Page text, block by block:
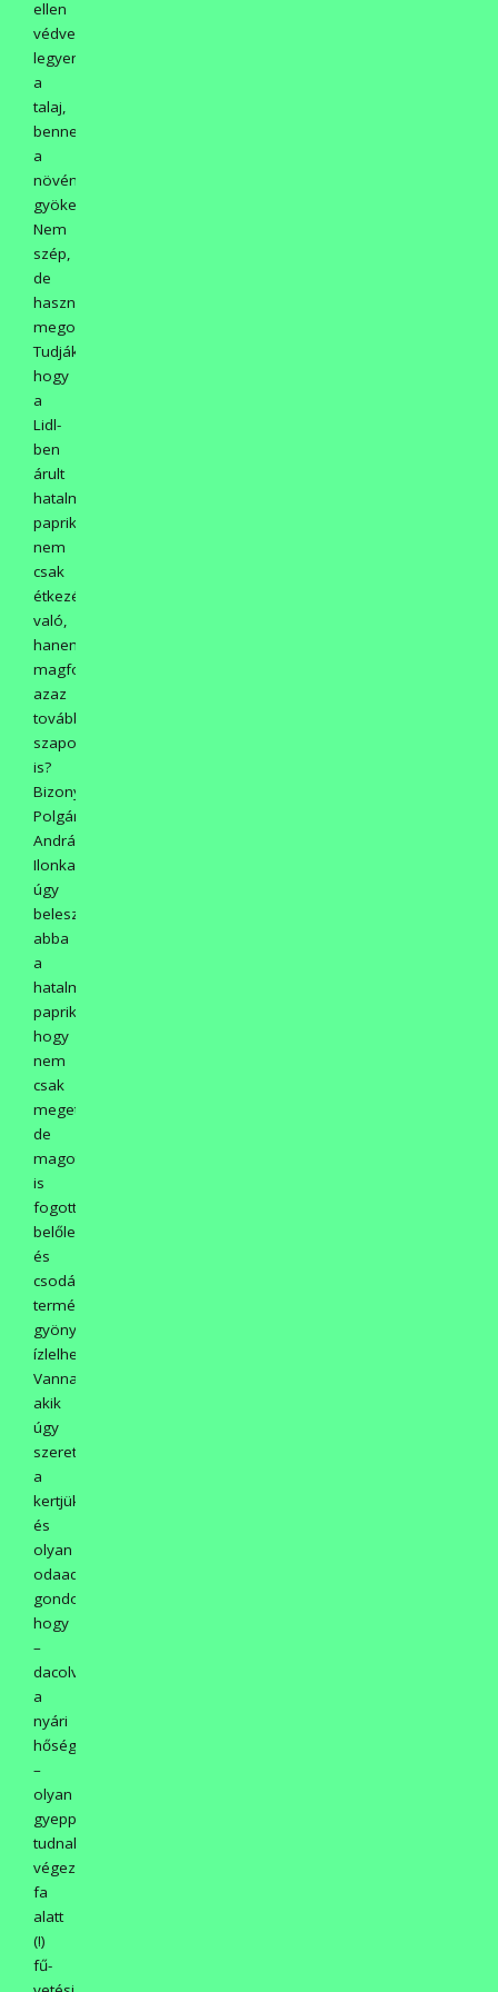
ellen
védve
legyen
a
talaj,
benne
a
növények
gyökere.
Nem
szép,
de
hasznos
megoldás!
Tudják,
hogy
a
Lidl-
ben
árult
hatalmas
paprika
nem
csak
étkezésre
való,
hanem
magfogásra,
azaz
tovább
szaporításra
is?
Bizony
Polgár
Andrásné
Ilonka
úgy
beleszeretett
abba
a
hatalmas
paprikába,
hogy
nem
csak
megették,
de
magot
is
fogott
belőle,
és
csodás
termésben
gyönyörködhettünk,
ízlelhettük!
Vannak,
akik
úgy
szeretik
a
kertjüket
és
olyan
odaadással
gondozzák,
hogy
–
dacolva
a
nyári
hőséggel
–
olyan
gyeppótlást
tudnak
végezni
fa
alatt
(!)
fű-